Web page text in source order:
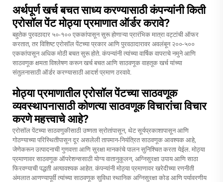
अर्थपूर्ण खर्च बचत साध्य करण्यासाठी कंपन्यांनी किती
एरोसॉल पेंट मोठ्या प्रमाणात ऑर्डर करावे?
बहुतेक पुरवठादार ५०-१०० एककांपासून सुरू होणाऱ्या प्रारंभिक मात्रा वट्टांची ऑफर
करतात, तर विशिष्ट एरोसॉल पेंटच्या प्रकार आणि पुरवठादारावर अवलंबून २००-५००
एककांपासून अधिक मोठी बचत सुरू होते. कंपन्यांनी त्यांच्या वार्षिक वापराचे नमुने आणि
साठवणूक क्षमता विश्लेषण करून खर्च बचत आणि साठवणूक वाहतूक खर्च यांच्या
संतुलनासाठी ऑर्डर करण्यासाठी आदर्श प्रमाण ठरवावे.
मोठ्या प्रमाणातील एरोसॉल पेंटच्या साठवणूक
व्यवस्थापनासाठी कोणत्या साठवणूक विचारांचा विचार
करणे महत्त्वाचे आहे?
एरोसॉल पेंटच्या साठवणुकीसाठी उष्णता स्रोतांपासून, थेट सूर्यप्रकाशापासून आणि
गोठण्याच्या परिस्थितीपासून दूर असलेली तापमान-नियंत्रित साठवणूक आवश्यक आहे,
जेणेकरून उत्पादनाची गुणवत्ता आणि सुरक्षा मानकांचे पालन सुनिश्चित करता येईल. मोठ्या
प्रमाणावर साठवणूक ऑपरेशन्ससाठी योग्य वातानुकूलन, अग्निसुरक्षा उपाय आणि साठा
फिरवण्याची पद्धती अत्यावश्यक आहेत. कंपन्यांनी मोठ्या प्रमाणावर खरेदीच्या रणनीती
अंमलात आणण्यापूर्वी त्यांच्या साठवणूक सुविधा स्थानिक अग्निसुरक्षा कोड आणि पर्यावरणीय